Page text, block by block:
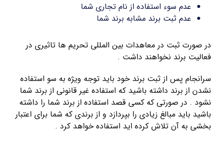
عدم سوء استفاده از نام تجاری شما
عدم ثبت برند مشابه برند شما
در صورت ثبت در معاهدات بین المللی تحریم ها تاثیری در
فعالیت برند نخواهند داشت .
سرانجام پس از ثبت برند خود باید توجه ویژه به سو استفاده
نشدن از برند داشته باشید که استفاده غیر قانونی از برند شما
نشود . در صورتی که کسی قصد استفاده از برند شما را داشته
باشید باید مبالغ زیادی را بپردازد و از برندی که شما برای اعتبار
بخشی به آن تلاش کرده اید استفاده خواهد کرد .